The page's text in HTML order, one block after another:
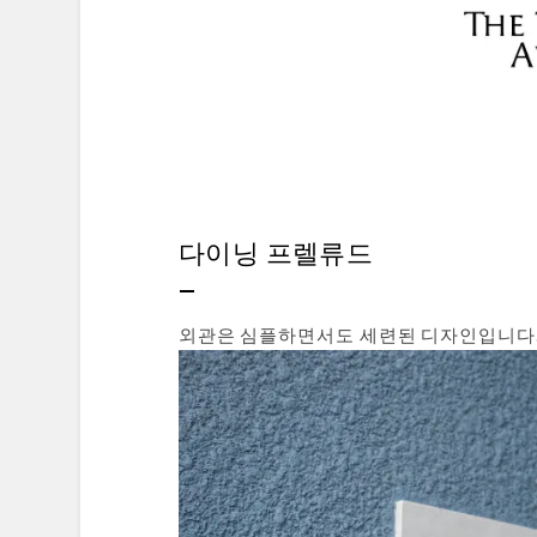
다이닝 프렐류드
외관은 심플하면서도 세련된 디자인입니